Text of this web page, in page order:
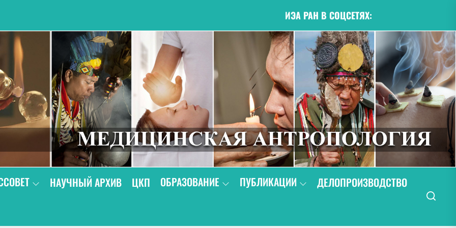
ИЭА РАН В СОЦСЕТЯХ:
НАУЧНЫЙ АРХИВ ЦКП ОБРАЗОВАНИЕ ПУБЛИКАЦИИ
ДЕЛОПРОИЗВОДСТВО